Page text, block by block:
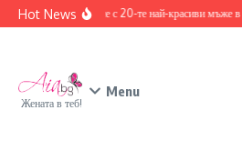
Skip to content
Hot News
Запознайте се с 20-те най-красиви мъже в
Жената в теб!
Menu